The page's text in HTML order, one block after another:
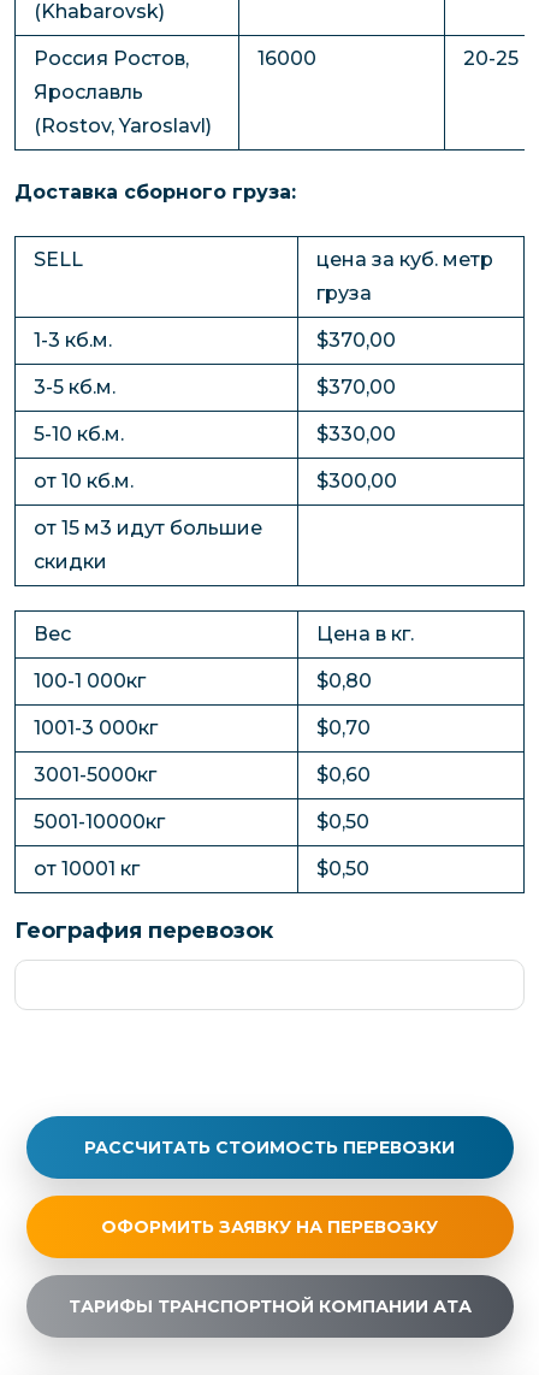
(Khabarovsk)
Россия Ростов,
Ярославль
(Rostov, Yaroslavl)
16000 20-25
Доставка сборного груза:
SELL
цена за куб. метр
груза
1-3 кб.м. $370,00
3-5 кб.м. $370,00
5-10 кб.м. $330,00
от 10 кб.м. $300,00
от 15 м3 идут большие
скидки
Вес Цена в кг.
100-1 000кг $0,80
1001-3 000кг $0,70
3001-5000кг $0,60
5001-10000кг $0,50
от 10001 кг $0,50
География перевозок
РАССЧИТАТЬ СТОИМОСТЬ ПЕРЕВОЗКИ
ОФОРМИТЬ ЗАЯВКУ НА ПЕРЕВОЗКУ
ТАРИФЫ ТРАНСПОРТНОЙ КОМПАНИИ АТА